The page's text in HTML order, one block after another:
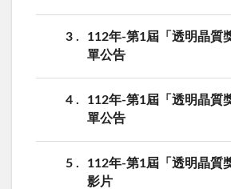
3
112年-第1屆「透明晶質
單公告
4
112年-第1屆「透明晶質
單公告
5
112年-第1屆「透明晶質
影片